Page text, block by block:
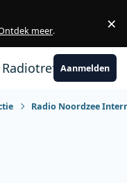
meer. ×
RadiotrefpuntAanmelden
Radio Noordzee